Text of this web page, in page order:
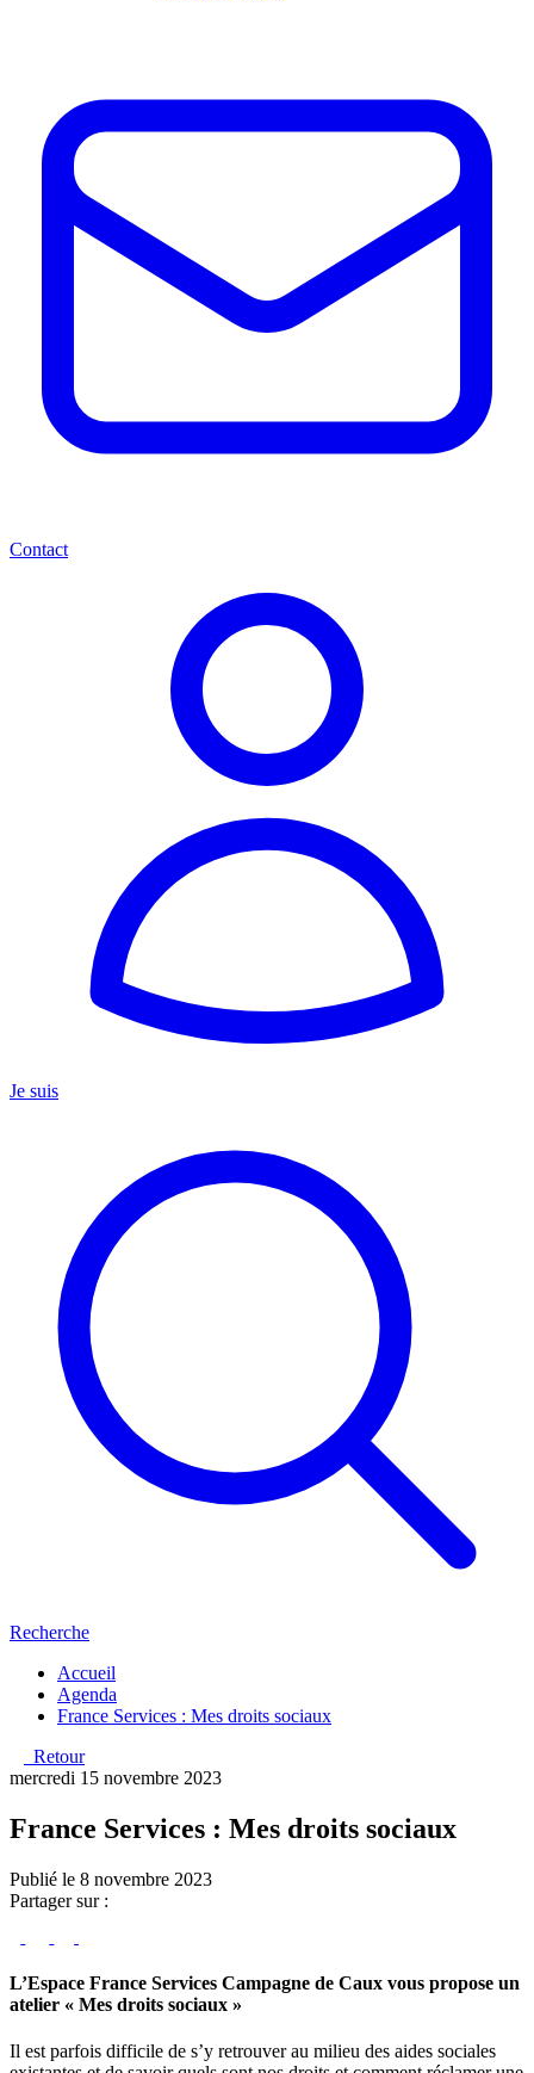
Contact
Je suis
Recherche
Accueil
Agenda
France Services : Mes droits sociaux
Retour
mercredi 15 novembre 2023
France Services : Mes droits sociaux
Publié le 8 novembre 2023
Partager sur :
L’Espace France Services Campagne de Caux vous propose un
atelier « Mes droits sociaux »
Il est parfois difficile de s’y retrouver au milieu des aides sociales